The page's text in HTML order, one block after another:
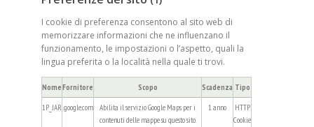
I cookie di preferenza consentono al sito web di
memorizzare informazioni che ne influenzano il
funzionamento, le impostazioni o l’aspetto, quali la
lingua preferita o la località nella quale ti trovi.
NomeFornitore Scopo Scadenza Tipo
1P_JAR.google.com
Abilita il servizio Google Maps per i
contenuti delle mappe su questo sito.
1 anno
HTTP
Cookie